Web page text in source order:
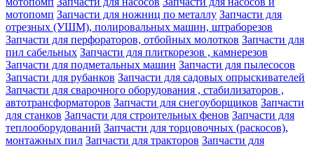
мотопомп Запчасти для ножниц по металлу Запчасти для
отрезных (УШМ), полировальных машин, штраборезов
Запчасти для перфораторов, отбойных молотков Запчасти для
пил сабельных Запчасти для плиткорезов , камнерезов
Запчасти для подметальных машин Запчасти для пылесосов
Запчасти для рубанков Запчасти для садовых опрыскивателей
Запчасти для сварочного оборудования , стабилизаторов ,
автотрансформаторов Запчасти для снегоуборщиков Запчасти
для станков Запчасти для строительных фенов Запчасти для
теплооборудований Запчасти для торцовочных (раскосов),
монтажных пил Запчасти для тракторов Запчасти для